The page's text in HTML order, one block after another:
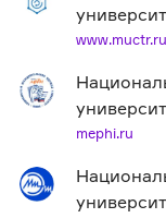
www.muctr.ru
mephi.ru